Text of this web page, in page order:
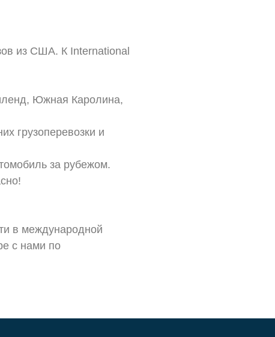
из США. К International
Южная Каролина,
грузоперевозки и
за рубежом.
в международной
с нами по